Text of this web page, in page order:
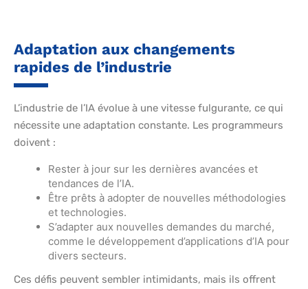
Adaptation aux changements
rapides de l’industrie
L’industrie de l’IA évolue à une vitesse fulgurante, ce qui
nécessite une adaptation constante. Les programmeurs
doivent :
Rester à jour sur les dernières avancées et
tendances de l’IA.
Être prêts à adopter de nouvelles méthodologies
et technologies.
S’adapter aux nouvelles demandes du marché,
comme le développement d’applications d’IA pour
divers secteurs.
Ces défis peuvent sembler intimidants, mais ils offrent